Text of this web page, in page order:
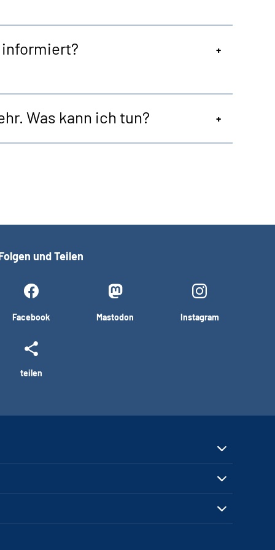
informiert?
Was kann ich tun?
und Teilen
Facebook Mastodon Instagram
teilen